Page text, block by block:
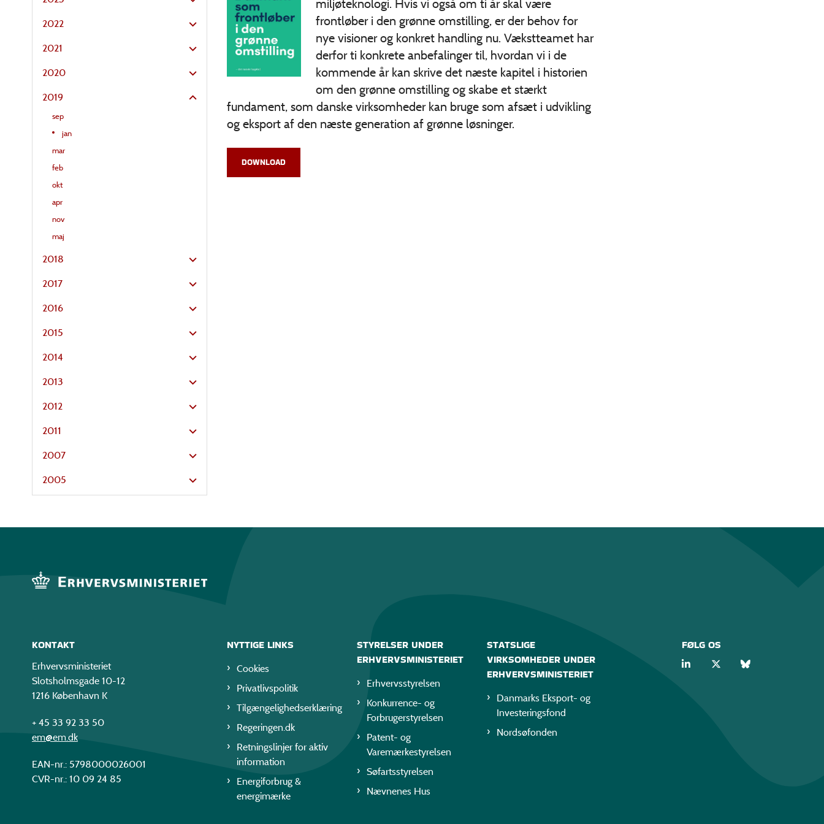
2022
2021
2020
2019
sep
jan
mar
feb
okt
apr
nov
maj
2018
2017
2016
2015
2014
2013
2012
2011
2007
2005
miljøteknologi. Hvis vi også om ti år skal være
frontløber i den grønne omstilling, er der behov for
nye visioner og konkret handling nu. Vækstteamet har
derfor ti konkrete anbefalinger til, hvordan vi i de
kommende år kan skrive det næste kapitel i historien
om den grønne omstilling og skabe et stærkt
fundament, som danske virksomheder kan bruge som afsæt i udvikling
og eksport af den næste generation af grønne løsninger.
DOWNLOAD
KONTAKT
Erhvervsministeriet
Slotsholmsgade 10-12
1216 København K
+ 45 33 92 33 50
em@em.dk
EAN-nr.: 5798000026001
CVR-nr.: 10 09 24 85
NYTTIGE LINKS
Cookies
Privatlivspolitik
Tilgængelighedserklæring
Regeringen.dk
Retningslinjer for aktiv
information
Energiforbrug &
energimærke
STYRELSER UNDER
ERHVERVSMINISTERIET
Erhvervsstyrelsen
Konkurrence- og
Forbrugerstyrelsen
Patent- og
Varemærkestyrelsen
Søfartsstyrelsen
Nævnenes Hus
STATSLIGE
VIRKSOMHEDER UNDER
ERHVERVSMINISTERIET
Danmarks Eksport- og
Investeringsfond
Nordsøfonden
FØLG OS